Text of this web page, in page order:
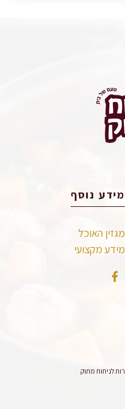
מידע נוסף
מגזין האוכל
מידע מקצועי